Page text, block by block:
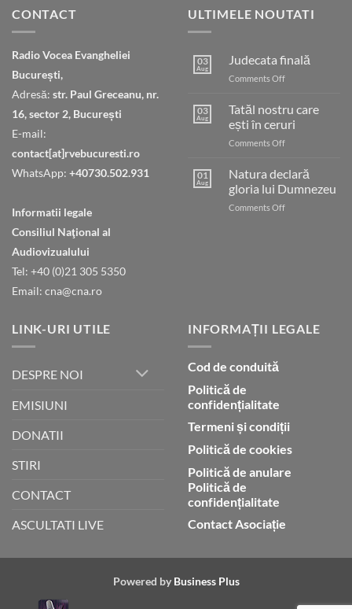
CONTACT
Radio Vocea Evangheliei
București,
Adresă: str. Paul Greceanu, nr.
16, sector 2, București
E-mail:
contact[at]rvebucuresti.ro
WhatsApp: +40730.502.931
Informatii legale
Consiliul Naţional al
Audiovizualului
Tel: +40 (0)21 305 5350
Email: cna@cna.ro
ULTIMELE NOUTATI
03
Aug
Judecata finală
Comments Offon
03
Aug
Tatăl nostru care
ești în ceruri
Comments Offon
nostru
care
ești
în
01
Aug
Natura declară
gloria lui Dumnezeu
Comments Offon
LINK-URI UTILE
DESPRE NOI
EMISIUNI
DONATII
STIRI
CONTACT
ASCULTATI LIVE
INFORMAȚII LEGALE
Cod de conduită
Politică de
confidențialitate
Termeni și condiții
Politică de cookies
Politică de anulare
Politică de
confidențialitate
Contact Asociație
Powered by Business Plus